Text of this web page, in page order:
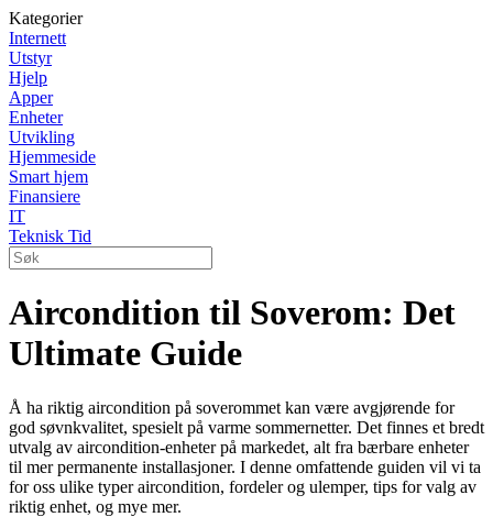
Kategorier
Internett
Utstyr
Hjelp
Apper
Enheter
Utvikling
Hjemmeside
Smart hjem
Finansiere
IT
Teknisk Tid
Aircondition til Soverom: Det
Ultimate Guide
Å ha riktig aircondition på soverommet kan være avgjørende for
god søvnkvalitet, spesielt på varme sommernetter. Det finnes et bredt
utvalg av aircondition-enheter på markedet, alt fra bærbare enheter
til mer permanente installasjoner. I denne omfattende guiden vil vi ta
for oss ulike typer aircondition, fordeler og ulemper, tips for valg av
riktig enhet, og mye mer.